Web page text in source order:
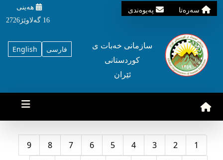
سه‌ره‌تا په‌یوه‌ندی
هه‌ینی
16 گه‌لاوێژ2726
English فارسی
سازمانی خه‌بات ی
کوردستانی
ئێران
1
2
3
4
5
6
7
8
9